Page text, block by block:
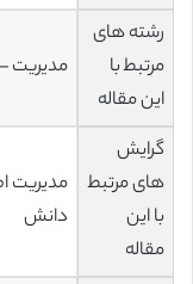
رشته های
مرتبط با
این مقاله
مدیریت
گرایش
های مرتبط
با این
مقاله
مدیریت
دانش